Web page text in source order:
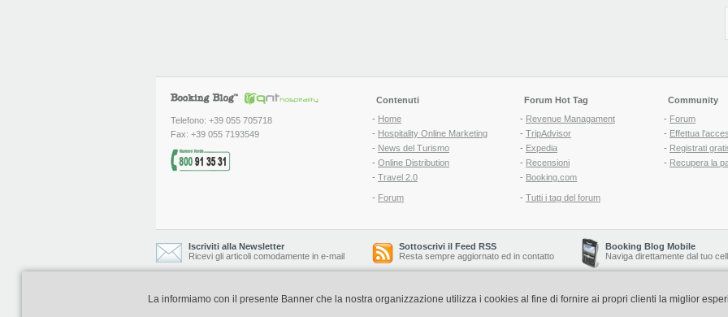
Telefono: +39 055 705718
Fax: +39 055 7193549
Contenuti
- Home
- Hospitality Online Marketing
- News del Turismo
- Online Distribution
- Travel 2.0
- Forum
Forum Hot Tag
- Revenue Managament
- TripAdvisor
- Expedia
- Recensioni
- Booking.com
- Tutti i tag del forum
Community
- Forum
- Effettua
- Registrati
- Recupera la
Iscriviti alla Newsletter
Ricevi gli articoli comodamente in e-mail
Sottoscrivi il Feed RSS
Resta sempre aggiornato ed in contatto
Booking Blog Mobile
Naviga direttamente dal tuo
Booking Blog è realizzato e curato da Copyright © 2006-2026 QNT S.r.l. Socio Unico -www.qnt.it
La informiamo con il presente Banner che la nostra organizzazione utilizza i cookies al fine di fornire ai propri clienti la miglior